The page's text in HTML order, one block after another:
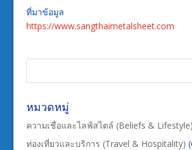
ที่มาข้อมูล
https://www.sangthaimetalsheet.com
หมวดหมู่
ความเชื่อและไลฟ์สไตล์ (Beliefs & Lifestyle)
ท่องเที่ยวและบริการ (Travel & Hospitality)